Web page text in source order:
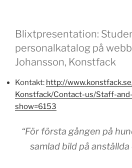
Blixtpresentation:
personalkatalog på
Johansson, Konstfack
Kontakt: http://
Konstfack/Contact-us/Staff-
show=6153
“För första gången på
samlad bild på